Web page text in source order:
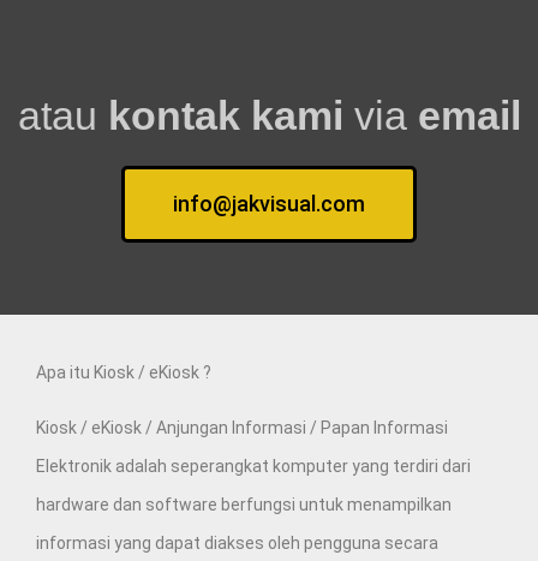
atau kontak kami via email
info@jakvisual.com
Apa itu Kiosk / eKiosk ?
Kiosk / eKiosk / Anjungan Informasi / Papan Informasi
Elektronik adalah seperangkat komputer yang terdiri dari
hardware dan software berfungsi untuk menampilkan
informasi yang dapat diakses oleh pengguna secara